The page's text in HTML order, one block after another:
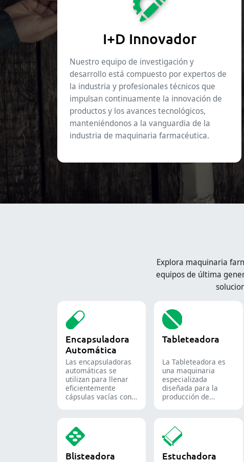
I+D Innovador
Nuestro equipo de investigación y
desarrollo está compuesto por expertos de
la industria y profesionales técnicos que
impulsan continuamente la innovación de
productos y los avances tecnológicos,
manteniéndonos a la vanguardia de la
industria de maquinaria farmacéutica.
Explora maquinaria
equipos de última
Encapsuladora
Automática
Las encapsuladoras
automáticas se
utilizan para llenar
eficientemente
cápsulas vacías con
la producción
farmacéutica y de
suplementos.
Tableteadora
La Tableteadora es
una maquinaria
especializada
diseñada para la
producción de
Blisteadora Estuchadora